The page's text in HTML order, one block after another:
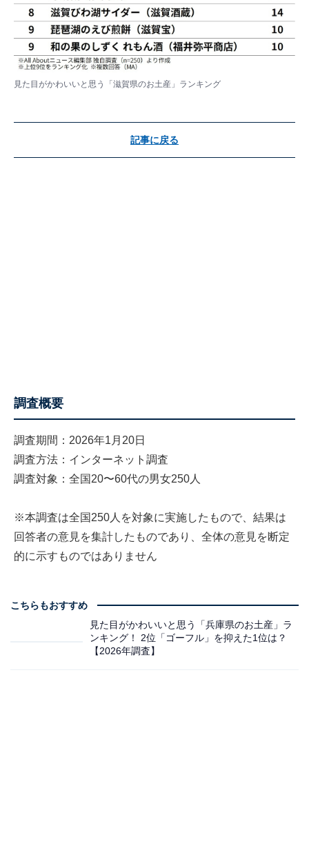
見た目がかわいいと思う「滋賀県のお土産」ランキング
記事に戻る
調査概要
調査期間：2026年1月20日
調査方法：インターネット調査
調査対象：全国20〜60代の男女250人
※本調査は全国250人を対象に実施したもので、結果は
回答者の意見を集計したものであり、全体の意見を断定
的に示すものではありません
こちらもおすすめ
見た目がかわいいと思う「兵庫県のお土産」ラ
ンキング！ 2位「ゴーフル」を抑えた1位は？
【2026年調査】